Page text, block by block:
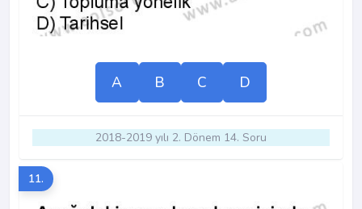
A B C D
2018-2019 yılı 2. Dönem 14. Soru
11.